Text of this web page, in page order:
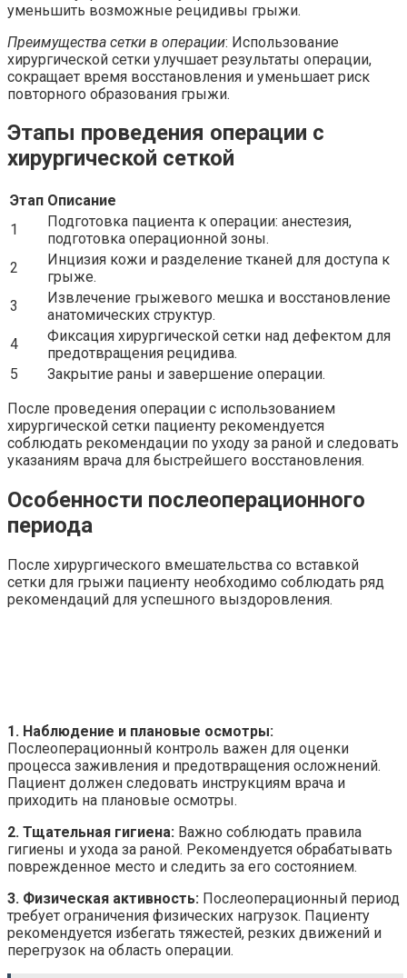
уменьшить возможные рецидивы грыжи.
Преимущества сетки в операции: Использование
хирургической сетки улучшает результаты операции,
сокращает время восстановления и уменьшает риск
повторного образования грыжи.
Этапы проведения операции с
хирургической сеткой
Этап Описание
1
Подготовка пациента к операции: анестезия,
подготовка операционной зоны.
2
Инцизия кожи и разделение тканей для доступа к
грыже.
3
Извлечение грыжевого мешка и восстановление
анатомических структур.
4
Фиксация хирургической сетки над дефектом для
предотвращения рецидива.
5
Закрытие раны и завершение операции.
После проведения операции с использованием
хирургической сетки пациенту рекомендуется
соблюдать рекомендации по уходу за раной и следовать
указаниям врача для быстрейшего восстановления.
Особенности послеоперационного
периода
После хирургического вмешательства со вставкой
сетки для грыжи пациенту необходимо соблюдать ряд
рекомендаций для успешного выздоровления.
1. Наблюдение и плановые осмотры:
Послеоперационный контроль важен для оценки
процесса заживления и предотвращения осложнений.
Пациент должен следовать инструкциям врача и
приходить на плановые осмотры.
2. Тщательная гигиена: Важно соблюдать правила
гигиены и ухода за раной. Рекомендуется обрабатывать
поврежденное место и следить за его состоянием.
3. Физическая активность: Послеоперационный период
требует ограничения физических нагрузок. Пациенту
рекомендуется избегать тяжестей, резких движений и
перегрузок на область операции.